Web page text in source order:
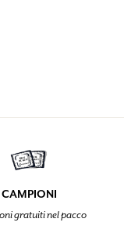
CAMPIONI
gratuiti nel pacco